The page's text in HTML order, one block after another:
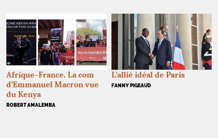
Afrique-France. La com
d’Emmanuel Macron vue
du Kenya
ROBERT AMALEMBA
L’allié idéal de Paris
FANNY PIGEAUD